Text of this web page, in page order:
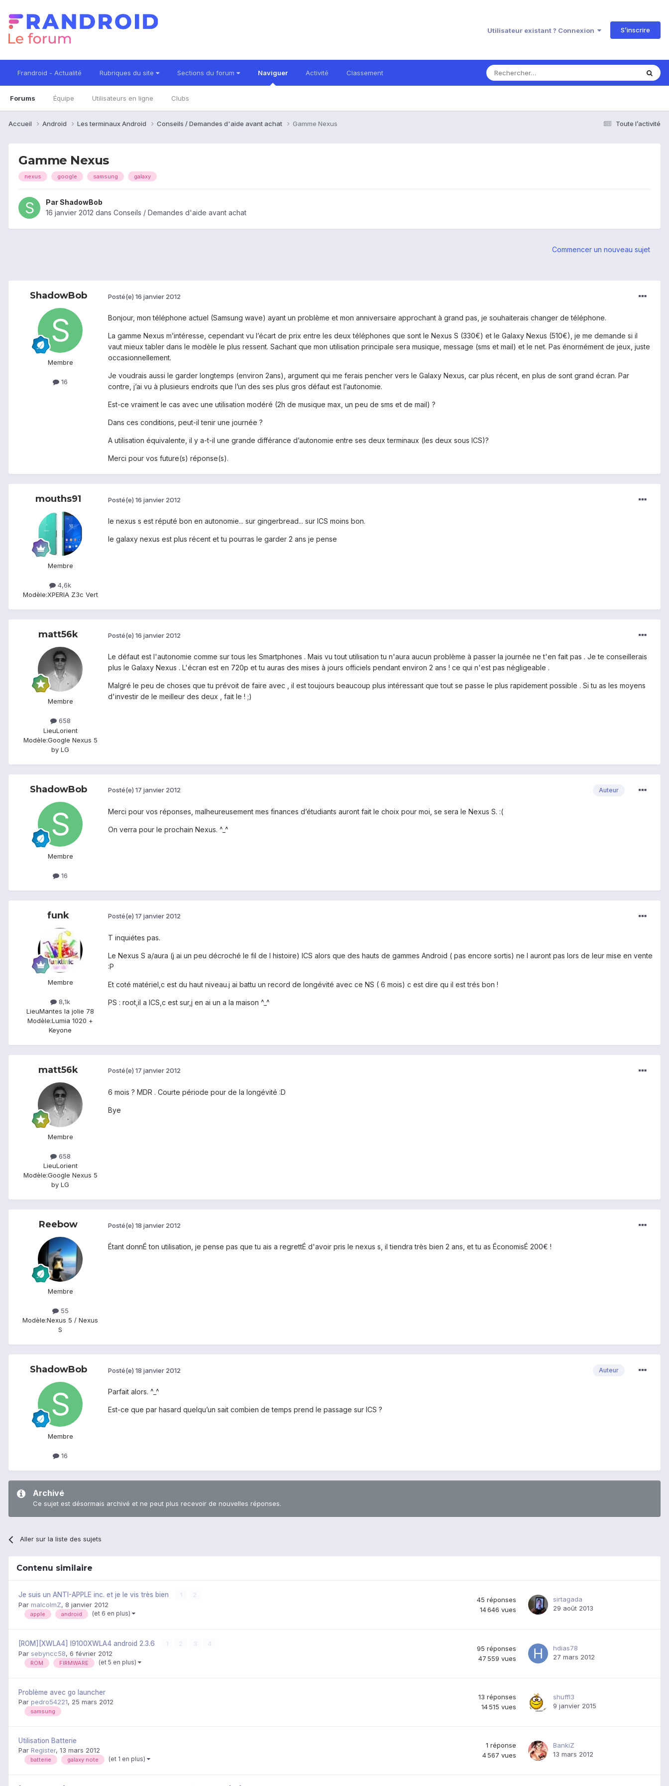
Utilisateur existant ? Connexion S’inscrire
Frandroid - Actualité Rubriques du site Sections du forum Naviguer
Forums Équipe Utilisateurs en ligne Clubs
Activité Classement
Toute l’activité
Accueil Android Les terminaux Android Conseils / Demandes d'aide avant achat Gamme Nexus
Gamme Nexus
nexus google samsung galaxy
ParShadowBob
16 janvier 2012 dans Conseils / Demandes d'aide avant achat
Commencer un nouveau sujet
ShadowBob
Membre
16
Posté(e) 16 janvier 2012
Bonjour, mon téléphone actuel (Samsung wave) ayant un problème et mon anniversaire approchant à grand pas, je souhaiterais changer de téléphone.
La gamme Nexus m’intéresse, cependant vu l’écart de prix entre les deux téléphones que sont le Nexus S (330€) et le Galaxy Nexus (510€), je me demande si il
vaut mieux tabler dans le modèle le plus ressent. Sachant que mon utilisation principale sera musique, message (sms et mail) et le net. Pas énormément de jeux, juste
occasionnellement.
Je voudrais aussi le garder longtemps (environ 2ans), argument qui me ferais pencher vers le Galaxy Nexus, car plus récent, en plus de sont grand écran. Par
contre, j’ai vu à plusieurs endroits que l’un des ses plus gros défaut est l’autonomie.
Est-ce vraiment le cas avec une utilisation modéré (2h de musique max, un peu de sms et de mail) ?
Dans ces conditions, peut-il tenir une journée ?
A utilisation équivalente, il y a-t-il une grande différance d’autonomie entre ses deux terminaux (les deux sous ICS)?
Merci pour vos future(s) réponse(s).
mouths91
Membre
4,6k
Modèle:XPERIA Z3c Vert
Posté(e) 16 janvier 2012
le nexus s est réputé bon en autonomie... sur gingerbread... sur ICS moins bon.
le galaxy nexus est plus récent et tu pourras le garder 2 ans je pense
matt56k
Membre
658
LieuLorient
Modèle:Google Nexus 5
by LG
Posté(e) 16 janvier 2012
Le défaut est l'autonomie comme sur tous les Smartphones . Mais vu tout utilisation tu n'aura aucun problème à passer la journée ne t'en fait pas . Je te conseillerais
plus le Galaxy Nexus . L'écran est en 720p et tu auras des mises à jours officiels pendant environ 2 ans ! ce qui n'est pas négligeable .
Malgré le peu de choses que tu prévoit de faire avec , il est toujours beaucoup plus intéressant que tout se passe le plus rapidement possible . Si tu as les moyens
d'investir de le meilleur des deux , fait le ! ;)
ShadowBob
Membre
16
Auteur
Posté(e) 17 janvier 2012
Merci pour vos réponses, malheureusement mes finances d’étudiants auront fait le choix pour moi, se sera le Nexus S. :(
On verra pour le prochain Nexus. ^_^
funk
Membre
8,1k
LieuMantes la jolie 78
Modèle:Lumia 1020 +
Keyone
Posté(e) 17 janvier 2012
T inquiétes pas.
Le Nexus S a/aura (j ai un peu décroché le fil de l histoire) ICS alors que des hauts de gammes Android ( pas encore sortis) ne l auront pas lors de leur mise en vente
:P
Et coté matériel,c est du haut niveau.j ai battu un record de longévité avec ce NS ( 6 mois) c est dire qu il est trés bon !
PS : root,il a ICS,c est sur,j en ai un a la maison ^_^
matt56k
Membre
658
LieuLorient
Modèle:Google Nexus 5
by LG
Posté(e) 17 janvier 2012
6 mois ? MDR . Courte période pour de la longévité :D
Bye
Reebow
Membre
55
Modèle:Nexus 5 / Nexus
S
Posté(e) 18 janvier 2012
Étant donnÉ ton utilisation, je pense pas que tu ais a regrettÉ d'avoir pris le nexus s, il tiendra très bien 2 ans, et tu as ÉconomisÉ 200€ !
ShadowBob
Membre
16
Auteur
Posté(e) 18 janvier 2012
Parfait alors. ^_^
Est-ce que par hasard quelqu’un sait combien de temps prend le passage sur ICS ?
Archivé
Ce sujet est désormais archivé et ne peut plus recevoir de nouvelles réponses.
Aller sur la liste des sujets
Contenu similaire
Je suis un ANTI-APPLE inc. et je le vis très bien
Par malcolmZ, 8 janvier 2012
apple android (et 6 en plus)
45 réponses
14 646 vues
sirtagada
29 août 2013
[ROM][XWLA4] I9100XWLA4 android 2.3.6
Par sebyncc58, 6 février 2012
ROM FIRMWARE (et 5 en plus)
95 réponses
47 559 vues
hdias78
27 mars 2012
Problème avec go launcher
Par pedro54221, 25 mars 2012
samsung
13 réponses
14 515 vues
shuffl3
9 janvier 2015
Utilisation Batterie
Par Register, 13 mars 2012
batterie galaxy note (et 1 en plus)
1 réponse
4 567 vues
BankiZ
13 mars 2012